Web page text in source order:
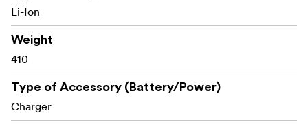
Li-Ion
Weight
410
Type of Accessory (Battery/Power)
Charger